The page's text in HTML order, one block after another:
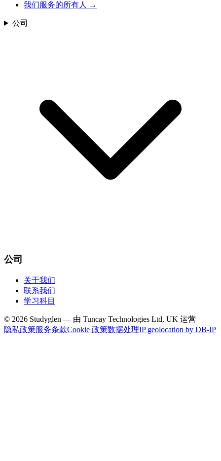
我们服务的所有人
→
公司
公司
关于我们
联系我们
学习科目
© 2026 Studyglen — 由 Tuncay Technologies Ltd, UK 运营
隐私政策服务条款Cookie 政策数据处理IP geolocation by DB-IP